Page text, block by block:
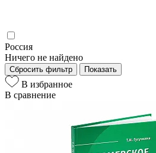
Россия
Ничего не найдено
Сбросить фильтр Показать
В избранное
В сравнение